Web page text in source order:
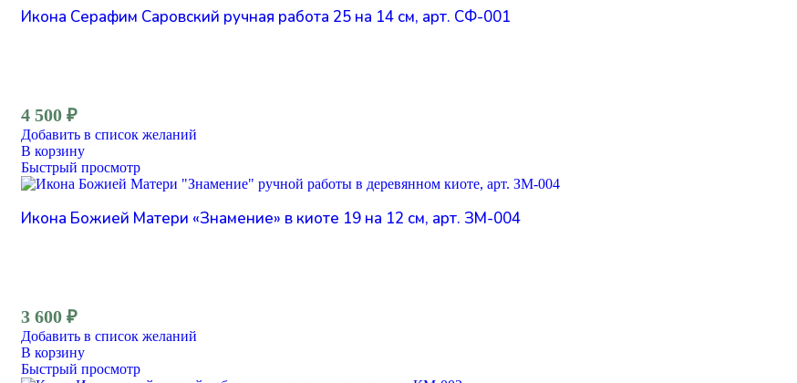
Икона Серафим Саровский ручная работа 25 на 14 см, арт. СФ-001
4 500 ₽
Добавить в список желаний
В корзину
Быстрый просмотр
Икона Божией Матери «Знамение» в киоте 19 на 12 см, арт. ЗМ-004
3 600 ₽
Добавить в список желаний
В корзину
Быстрый просмотр